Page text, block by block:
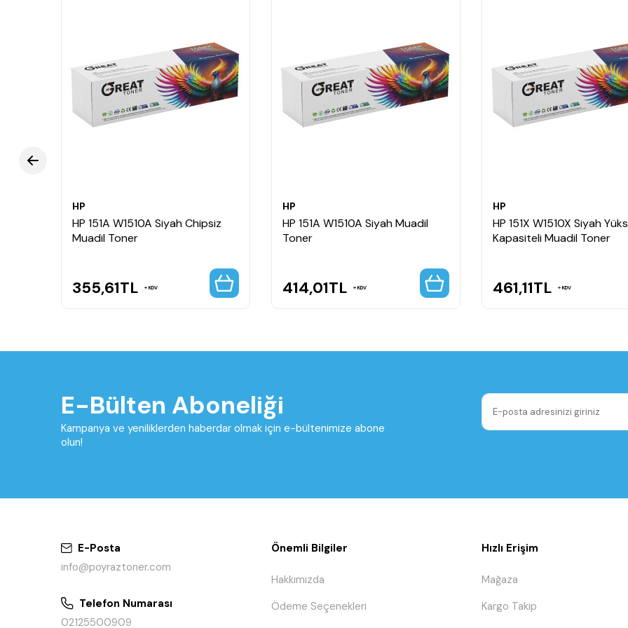
HP
HP 151A W1510A Siyah Chipsiz
Muadil Toner
355,61TL KDV
HP
HP 151A W1510A Siyah Muadil
Toner
414,01TL KDV
HP
HP 151X W1510X Siyah
Kapasiteli Muadil Toner
461,11TL KDV
E-Bülten Aboneliği
Kampanya ve yeniliklerden haberdar olmak için e-bültenimize abone
olun!
E-Posta
info@poyraztoner.com
Telefon Numarası
02125500909
Önemli Bilgiler
Hakkımızda
Ödeme Seçenekleri
Hızlı Erişim
Mağaza
Kargo Takip